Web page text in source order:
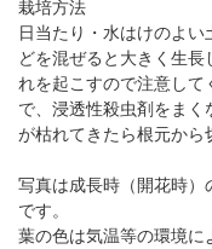
栽培方法
日当たり・水はけのよ
どを混ぜると大きく生
れを起こすので注意し
で、浸透性殺虫剤をま
が枯れてきたら根元から
写真は成長時（開花時
です。
葉の色は気温等の環境に